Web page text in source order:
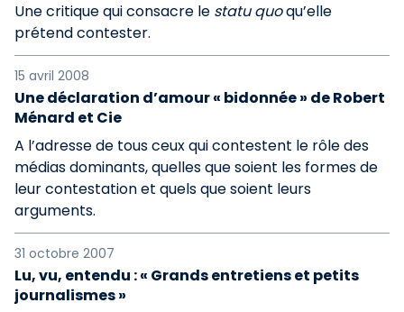
Une critique qui consacre le statu quoqu’elle
prétend contester.
15 avril 2008
Une déclaration d’amour « bidonnée » de Robert
Ménard et Cie
A l’adresse de tous ceux qui contestent le rôle des
médias dominants, quelles que soient les formes de
leur contestation et quels que soient leurs
arguments.
31 octobre 2007
Lu, vu, entendu : « Grands entretiens et petits
journalismes »